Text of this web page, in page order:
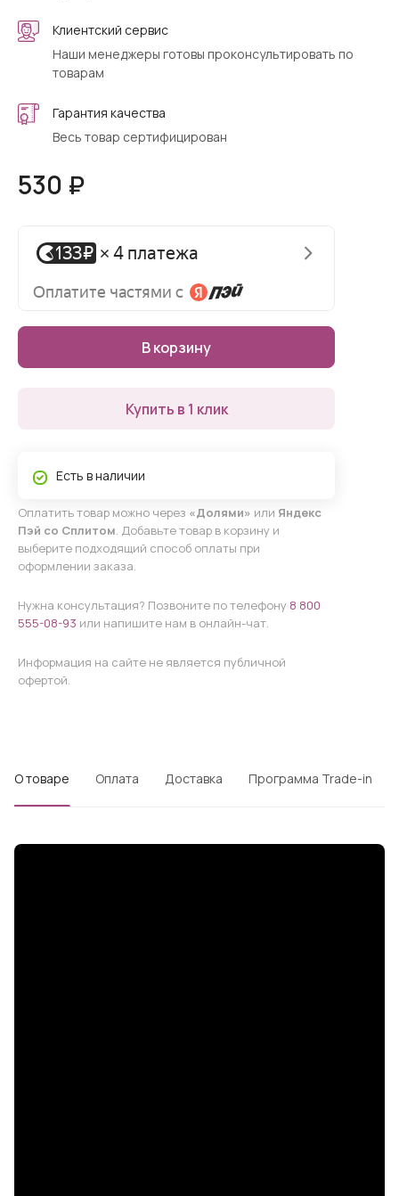
Клиентский сервис
Наши менеджеры готовы проконсультировать по
товарам
Гарантия качества
Весь товар сертифицирован
530 ₽
В корзину
Купить в 1 клик
Есть в наличии
Оплатить товар можно через «Долями» или Яндекс
Пэй со Сплитом. Добавьте товар в корзину и
выберите подходящий способ оплаты при
оформлении заказа.
Нужна консультация? Позвоните по телефону 8 800
555-08-93 или напишите нам в онлайн-чат.
Информация на сайте не является публичной
офертой.
О товаре Оплата Доставка Программа Trade-in